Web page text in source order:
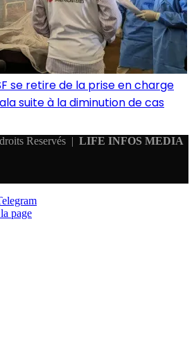
se retire de la prise en charge
suite à la diminution de cas
Reservés | LIFE INFOS MEDIA
page